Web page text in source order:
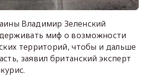
Владимир Зеленский
миф о возможности
территорий, чтобы и дальше
заявил британский эксперт